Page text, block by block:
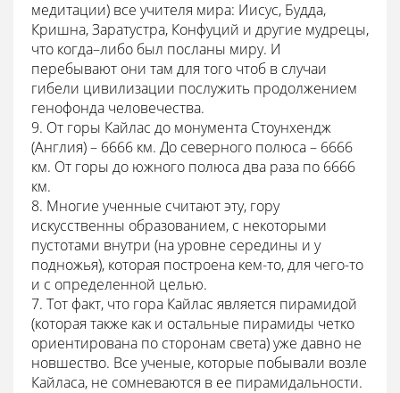
медитации) все учителя мира: Иисус, Будда,
Кришна, Заратустра, Конфуций и другие мудрецы,
что когда–либо был посланы миру. И
перебывают они там для того чтоб в случаи
гибели цивилизации послужить продолжением
генофонда человечества.
9. От горы Кайлас до монумента Стоунхендж
(Англия) – 6666 км. До северного полюса – 6666
км. От горы до южного полюса два раза по 6666
км.
8. Многие ученные считают эту, гору
искусственны образованием, с некоторыми
пустотами внутри (на уровне середины и у
подножья), которая построена кем-то, для чего-то
и с определенной целью.
7. Тот факт, что гора Кайлас является пирамидой
(которая также как и остальные пирамиды четко
ориентирована по сторонам света) уже давно не
новшество. Все ученые, которые побывали возле
Кайласа, не сомневаются в ее пирамидальности.